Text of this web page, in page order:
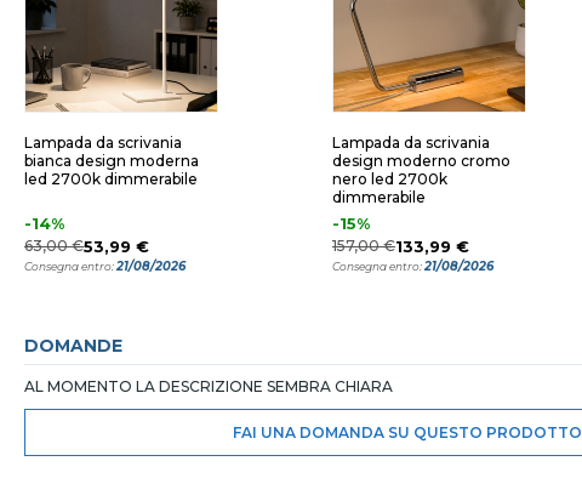
Lampada da scrivania
bianca design moderna
led 2700k dimmerabile
-14%
63,00 €53,99 €
Consegna entro:21/08/2026
Lampada da scrivania
design moderno cromo
nero led 2700k
dimmerabile
-15%
157,00 €133,99 €
Consegna entro:21/08/2026
DOMANDE
AL MOMENTO LA DESCRIZIONE SEMBRA CHIARA
FAI UNA DOMANDA SU QUESTO PRODOTTO